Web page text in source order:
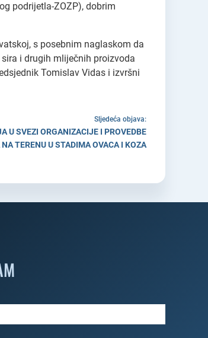
podrijetla-ZOZP), dobrim
s posebnim naglaskom da
i drugih mliječnih proizvoda
Tomislav Vidas i izvršni
Sljedeća objava:
U SVEZI ORGANIZACIJE I PROVEDBE
TERENU U STADIMA OVACA I KOZA